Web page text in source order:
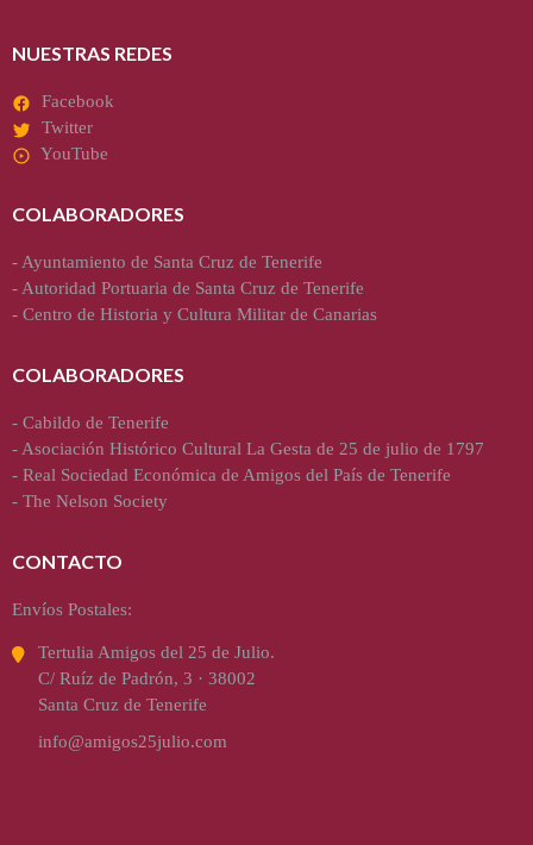
NUESTRAS REDES
Facebook
Twitter
YouTube
COLABORADORES
-Ayuntamiento de Santa Cruz de Tenerife
-Autoridad Portuaria de Santa Cruz de Tenerife
- Centro de Historia y Cultura Militar de Canarias
COLABORADORES
- Cabildo de Tenerife
-Asociación Histórico Cultural La Gesta de 25 de julio de 1797
- Real Sociedad Económica de Amigos del País de Tenerife
- The Nelson Society
CONTACTO
Envíos Postales:
Tertulia Amigos del 25 de Julio.
C/ Ruíz de Padrón, 3 · 38002
Santa Cruz de Tenerife
info@amigos25julio.com